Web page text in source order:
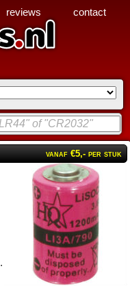
vanaf €5,- per stuk
reviews contact